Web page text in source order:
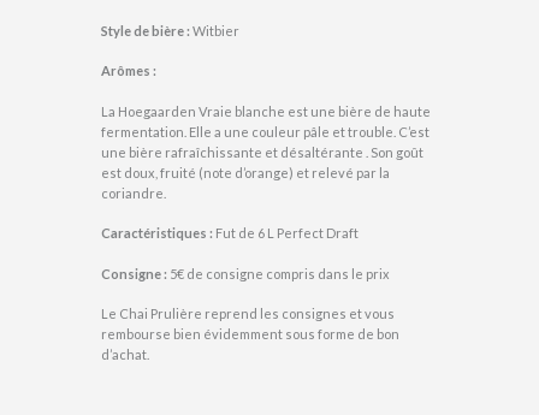
Style de bière : Witbier
Arômes :
La Hoegaarden Vraie blanche est une bière de haute
fermentation. Elle a une couleur pâle et trouble. C’est
une bière rafraîchissante et désaltérante . Son goût
est doux, fruité (note d’orange) et relevé par la
coriandre.
Caractéristiques : Fut de 6 L Perfect Draft
Consigne : 5€ de consigne compris dans le prix
Le Chai Prulière reprend les consignes et vous
rembourse bien évidemment sous forme de bon
d’achat.